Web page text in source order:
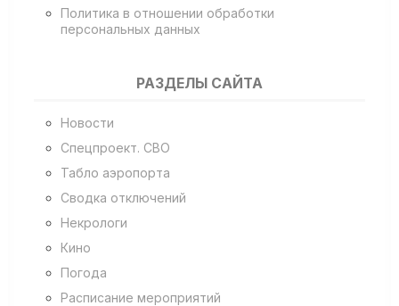
Политика в отношении обработки
персональных данных
РАЗДЕЛЫ САЙТА
Новости
Спецпроект. СВО
Табло аэропорта
Сводка отключений
Некрологи
Кино
Погода
Расписание мероприятий